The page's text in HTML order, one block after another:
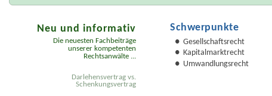
Schwerpunkte
Gesellschaftsrecht
Kapitalmarktrecht
Umwandlungsrecht
Neu und informativ
Die neuesten Fachbeiträge
unserer kompetenten
Rechtsanwälte ...
Darlehensvertrag vs.
Schenkungsvertrag